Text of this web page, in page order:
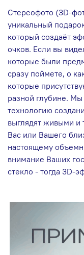
Стереофото (3D-
уникальный
который создаёт
очков. Если вы
которые были
сразу поймете, о
которые
разной глубине.
технологию
выглядят живыми
Вас или Вашего
настоящему
внимание Ваших
стекло - тогда 3D-